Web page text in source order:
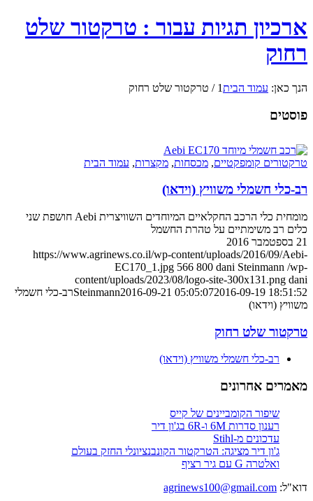
ארכיון תגיות עבור : טרקטור שלט
רחוק
הנך כאן: עמוד הבית1
/ טרקטור שלט רחוק
פוסטים
טרקטורים קומפקטיים, מכסחות, מקצרות, עמוד הבית
רב-כלי חשמלי משוויץ (וידאו)
מומחית כלי הרכב החקלאיים המיוחדים השוויצרית Aebi חושפת שני
כלים רב משימתיים על טהרת החשמל
21 בספטמבר 2016
https://www.agrinews.co.il/wp-content/uploads/2016/09/Aebi-
EC170_1.jpg 566 800 dani Steinmann /wp-
content/uploads/2023/08/logo-site-300x131.png dani
Steinmann2016-09-21 05:05:072016-09-19 18:51:52
רב-כלי חשמלי
משוויץ (וידאו)
טרקטור שלט רחוק
רב-כלי חשמלי משוויץ (וידאו)
מאמרים אחרונים
שיפור הקומביינים של קייס
רענון סדרות 6M ו-6R בג'ון דיר
עדכונים מ-Stihl
ג'ון דיר מציגה: הטרקטור הקונבנציונלי החזק בעולם
ואלטרה G עם גיר רציף
דוא"ל: agrinews100@gmail.com